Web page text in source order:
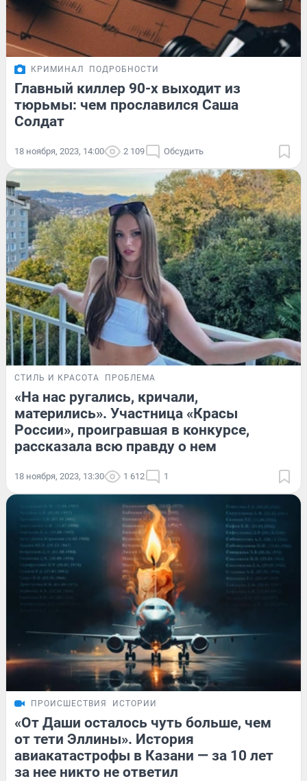
КРИМИНАЛ ПОДРОБНОСТИ
Главный киллер 90-х выходит из
тюрьмы: чем прославился Саша
Солдат
18 ноября, 2023, 14:00 2 109 Обсудить
СТИЛЬ И КРАСОТА ПРОБЛЕМА
«На нас ругались, кричали,
матерились». Участница «Красы
России», проигравшая в конкурсе,
рассказала всю правду о нем
18 ноября, 2023, 13:30 1 612 1
ПРОИСШЕСТВИЯ ИСТОРИИ
«От Даши осталось чуть больше, чем
от тети Эллины». История
авиакатастрофы в Казани — за 10 лет
за нее никто не ответил